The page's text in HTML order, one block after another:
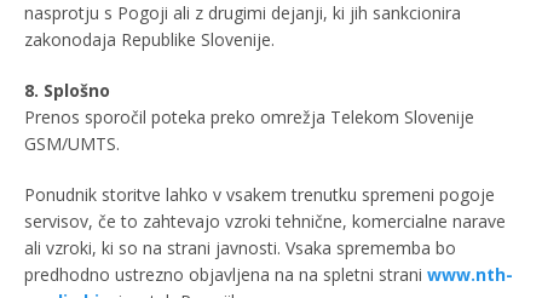
nasprotju s Pogoji ali z drugimi dejanji, ki jih sankcionira
zakonodaja Republike Slovenije.
8. Splošno
Prenos sporočil poteka preko omrežja Telekom Slovenije
GSM/UMTS.
Ponudnik storitve lahko v vsakem trenutku spremeni pogoje
servisov, če to zahtevajo vzroki tehnične, komercialne narave
ali vzroki, ki so na strani javnosti. Vsaka sprememba bo
predhodno ustrezno objavljena na na spletni strani www.nth-